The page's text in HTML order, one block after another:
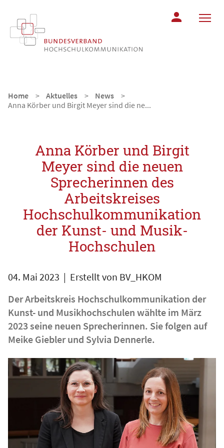
Home Aktuelles
News
Anna Körber und Birgit Meyer sind die ne...
Anna Körber und Birgit
Meyer sind die neuen
Sprecherinnen des
Arbeitskreises
Hochschulkommunikation
der Kunst- und Musik-
Hochschulen
04. Mai 2023 | Erstellt von BV_HKOM
Der Arbeitskreis Hochschulkommunikation der
Kunst- und Musikhochschulen wählte im März
2023 seine neuen Sprecherinnen. Sie folgen auf
Meike Giebler und Sylvia Dennerle.